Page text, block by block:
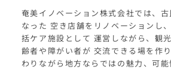
奄美イノベーション株式会社では、古
なった 空き店舗をリノベーションし
括ケア施設として 運営しながら、観
齢者や障がい者が 交流できる場を作
わりながら地方ならではの魅力、可